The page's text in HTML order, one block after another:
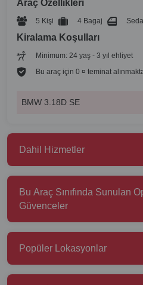
Araç Özellikleri
5 Kişi 4 Bagaj
Kiralama Koşulları
Minimum: 24 yaş - 3 yıl ehliyet
Bu araç için 0 ¤ teminat
BMW 3.18D SE
Dahil Hizmetler
Bu Araç Sınıfında Sunulan
Güvenceler
Popüler Lokasyonlar